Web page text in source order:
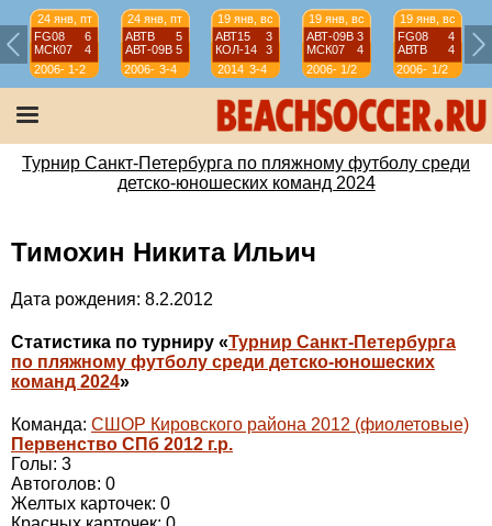
24 янв, пт
FG08
6
МСК07
4
2006-
07
1-2
24 янв, пт
АВТВ
5
АВТ-09B 5
2006-
07
3-4
19 янв, вс
АВТ15
3
КОЛ-14
3
2014 3-4
19 янв, вс
АВТ-09B 3
МСК07
4
2006-
07
1/2
19 янв, вс
FG08
4
АВТВ
4
2006-
07
1/2
Турнир Санкт-Петербурга по пляжному футболу среди
детско-юношеских команд 2024
Тимохин Никита Ильич
Дата рождения: 8.2.2012
Статистика по турниру «Турнир Санкт-Петербурга
по пляжному футболу среди детско-юношеских
команд 2024»
Команда: СШОР Кировского района 2012 (фиолетовые)
Первенство СПб 2012 г.р.
Голы: 3
Автоголов: 0
Желтых карточек: 0